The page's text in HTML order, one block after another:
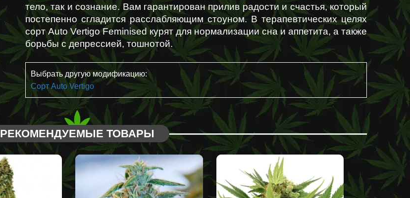
тело, так и сознание. Вам гарантирован прилив радости и счастья, который
постепенно сгладится расслабляющим стоуном. В терапевтических целях
сорт Auto Vertigo Feminised курят для нормализации сна и аппетита, а также
борьбы с депрессией, тошнотой.
Выбрать другую модификацию:
Сорт Auto Vertigo
РЕКОМЕНДУЕМЫЕ ТОВАРЫ